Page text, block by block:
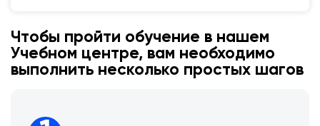
Чтобы пройти обучение в нашем
Учебном центре, вам необходимо
выполнить несколько простых шагов